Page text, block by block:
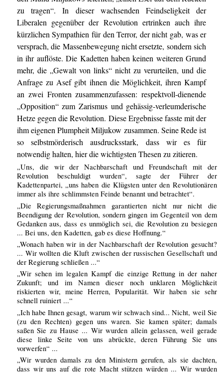
zu tragen“. In dieser wachsenden Feindseligkeit der
Liberalen gegenüber der Revolution ertrinken auch ihre
kürzlichen Sympathien für den Terror, der nicht gab, was er
versprach, die Massenbewegung nicht ersetzte, sondern sich
in ihr auflöste. Die Kadetten haben keinen weiteren Grund
mehr, die „Gewalt von links“ nicht zu verurteilen, und die
Anfrage zu Asef gibt ihnen die Möglichkeit, ihren Kampf
an zwei Fronten zusammenzufassen: respektvoll-dienende
„Opposition“ zum Zarismus und gehässig-verleumderische
Hetze gegen die Revolution. Diese Ergebnisse fasste mit der
ihm eigenen Plumpheit Miljukow zusammen. Seine Rede ist
so selbstmörderisch ausdrucksstark, dass wir es für
notwendig halten, hier die wichtigsten Thesen zu zitieren.
„Uns, die wir der Nachbarschaft und Freundschaft mit der
Revolution beschuldigt wurden“, sagte der Führer der
Kadettenpartei, „uns haben die Klügsten unter den Revolutionären
immer als ihre schlimmsten Feinde benannt und betrachtet“.
„Die Regierungsmaßnahmen garantierten nicht nur nicht die
Beendigung der Revolution, sondern gingen im Gegenteil von dem
Gedanken aus, dass es unmöglich sei, die Revolution zu besiegen
... Bei uns, den Kadetten, gab es diese Hoffnung.“
„Wonach haben wir in der Nachbarschaft der Revolution gesucht?
... Wir wollten die Kluft zwischen der russischen Gesellschaft und
der Regierung schließen ...“
„Wir sehen im legalen Kampf die einzige Rettung in der naher
Zukunft; und im Namen dieser noch unklaren Möglichkeit
riskierten wir, meine Herren, Popularität. Wir haben sie sehr
schnell ruiniert ...“
„Ich habe Ihnen gesagt, warum wir schwach sind... Nicht, weil Sie
(zu den Rechten) gegen uns waren. Sie kamen später; damals
saßen Sie zu Hause ... Wir wurden allein gelassen, weil gerade
diese linke Seite von uns abrückte, deren Führung Sie uns
vorwerfen“ ...
„Wir wurden damals zu den Ministern gerufen, als sie dachten,
dass wir uns auf die rote Macht stützen würden ... Wir wurden